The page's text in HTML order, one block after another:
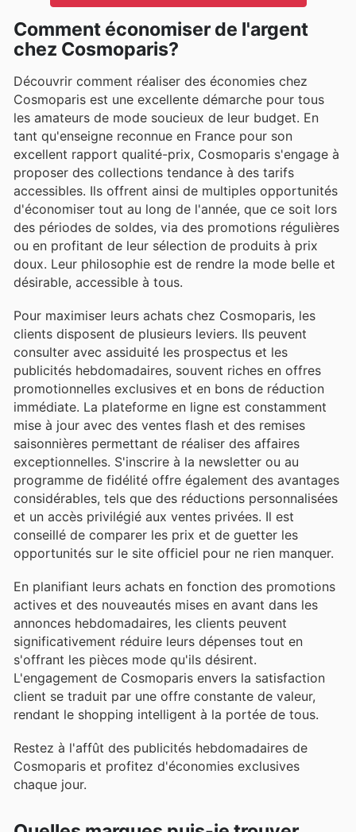
Comment économiser de l'argent
chez Cosmoparis?
Découvrir comment réaliser des économies chez
Cosmoparis est une excellente démarche pour tous
les amateurs de mode soucieux de leur budget. En
tant qu'enseigne reconnue en France pour son
excellent rapport qualité-prix, Cosmoparis s'engage à
proposer des collections tendance à des tarifs
accessibles. Ils offrent ainsi de multiples opportunités
d'économiser tout au long de l'année, que ce soit lors
des périodes de soldes, via des promotions régulières
ou en profitant de leur sélection de produits à prix
doux. Leur philosophie est de rendre la mode belle et
désirable, accessible à tous.
Pour maximiser leurs achats chez Cosmoparis, les
clients disposent de plusieurs leviers. Ils peuvent
consulter avec assiduité les prospectus et les
publicités hebdomadaires, souvent riches en offres
promotionnelles exclusives et en bons de réduction
immédiate. La plateforme en ligne est constamment
mise à jour avec des ventes flash et des remises
saisonnières permettant de réaliser des affaires
exceptionnelles. S'inscrire à la newsletter ou au
programme de fidélité offre également des avantages
considérables, tels que des réductions personnalisées
et un accès privilégié aux ventes privées. Il est
conseillé de comparer les prix et de guetter les
opportunités sur le site officiel pour ne rien manquer.
En planifiant leurs achats en fonction des promotions
actives et des nouveautés mises en avant dans les
annonces hebdomadaires, les clients peuvent
significativement réduire leurs dépenses tout en
s'offrant les pièces mode qu'ils désirent.
L'engagement de Cosmoparis envers la satisfaction
client se traduit par une offre constante de valeur,
rendant le shopping intelligent à la portée de tous.
Restez à l'affût des publicités hebdomadaires de
Cosmoparis et profitez d'économies exclusives
chaque jour.